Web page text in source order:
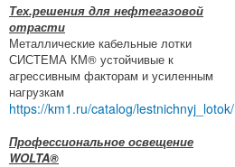
Тех.решения для нефтегазовой
отрасти
Металлические кабельные лотки
СИСТЕМА КМ® устойчивые к
агрессивным факторам и усиленным
нагрузкам
https://km1.ru/catalog/lestnichnyj_lotok/
Профессиональное освещение
WOLTA®